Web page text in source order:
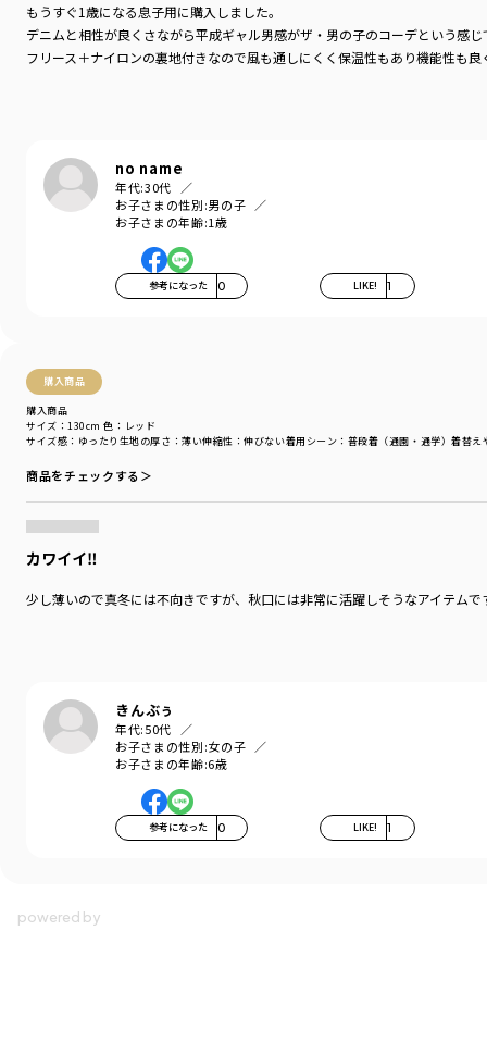
もうすぐ1歳になる息子用に購入しました。
デニムと相性が良くさながら平成ギャル男感がザ・男の子のコーデという感
フリース＋ナイロンの裏地付きなので風も通しにくく保温性もあり機能性も
no name
年代:30代
お子さまの性別:男の子
お子さまの年齢:1歳
参考になった 0 LIKE! 1
購入商品
購入商品
サイズ感 ：ゆったり 生地の厚さ ：薄い伸縮性 ：伸びない着用シーン ：普段着（通園・通学）着替え
サイズ：130cm 色：レッド
商品をチェックする＞
カワイイ‼️
少し薄いので真冬には不向きですが、秋口には非常に活躍しそうなアイテム
きんぶぅ
年代:50代
お子さまの性別:女の子
お子さまの年齢:6歳
参考になった 0 LIKE! 1